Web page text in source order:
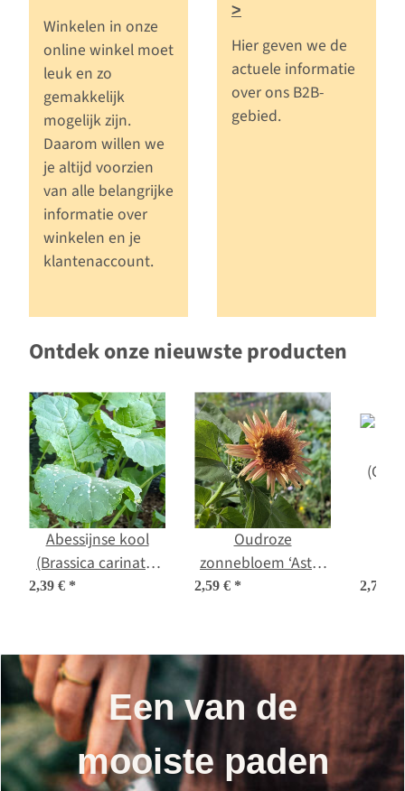
Winkelen in onze
online winkel moet
leuk en zo
gemakkelijk
mogelijk zijn.
Daarom willen we
je altijd voorzien
van alle belangrijke
informatie over
winkelen en je
klantenaccount.
>
Hier geven we de
actuele informatie
over ons B2B-
gebied.
Ontdek onze nieuwste producten
Abessijnse kool
(Brassica carinata)
2,39 € *
Oudroze
zonnebloem ‘Astra
Rose’ (Helianthus
2,59 € * 2,79 €
Een van de
mooiste paden